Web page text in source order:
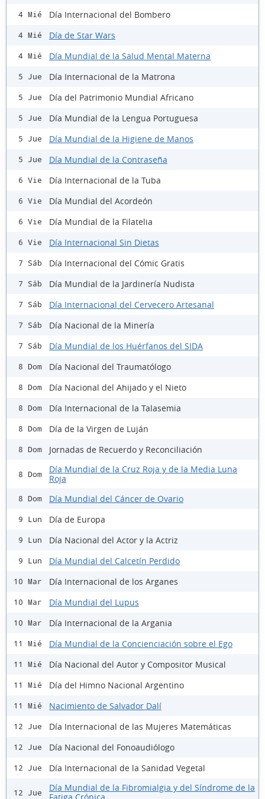
4 Mié Día Internacional del Bombero
4 Mié Día de Star Wars
4 Mié Día Mundial de la Salud Mental Materna
5 Jue Día Internacional de la Matrona
5 Jue Día del Patrimonio Mundial Africano
5 Jue Día Mundial de la Lengua Portuguesa
5 Jue Día Mundial de la Higiene de Manos
5 Jue Día Mundial de la Contraseña
6 Vie Día Internacional de la Tuba
6 Vie Día Mundial del Acordeón
6 Vie Día Mundial de la Filatelia
6 Vie Día Internacional Sin Dietas
7 Sáb Día Internacional del Cómic Gratis
7 Sáb Día Mundial de la Jardinería Nudista
7 Sáb Día Internacional del Cervecero Artesanal
7 Sáb Día Nacional de la Minería
7 Sáb Día Mundial de los Huérfanos del SIDA
8 Dom Día Nacional del Traumatólogo
8 Dom Día Nacional del Ahijado y el Nieto
8 Dom Día Internacional de la Talasemia
8 Dom Día de la Virgen de Luján
8 Dom Jornadas de Recuerdo y Reconciliación
8 Dom
Día Mundial de la Cruz Roja y de la Media Luna
Roja
8 Dom Día Mundial del Cáncer de Ovario
9 Lun Día de Europa
9 Lun Día Nacional del Actor y la Actriz
9 Lun Día Mundial del Calcetín Perdido
10 Mar Día Internacional de los Arganes
10 Mar Día Mundial del Lupus
10 Mar Día Internacional de la Argania
11 Mié Día Mundial de la Concienciación sobre el Ego
11 Mié Día Nacional del Autor y Compositor Musical
11 Mié Día del Himno Nacional Argentino
11 Mié Nacimiento de Salvador Dalí
12 Jue Día Internacional de las Mujeres Matemáticas
12 Jue Día Nacional del Fonoaudiólogo
12 Jue Día Internacional de la Sanidad Vegetal
12 Jue
Día Mundial de la Fibromialgia y del Síndrome de la